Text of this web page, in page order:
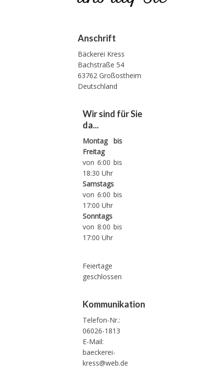
Anschrift
Bäckerei Kress
Bachstraße 54
63762 Großostheim
Deutschland
Wir sind für Sie
da...
Montag bis
Freitag
von 6:00 bis
18:30 Uhr
Samstags
von 6:00 bis
17:00 Uhr
Sonntags
von 8:00 bis
17:00 Uhr
Feiertage
geschlossen
Kommunikation
Telefon-Nr.:
06026-1813
E-Mail:
baeckerei-
kress@web.de